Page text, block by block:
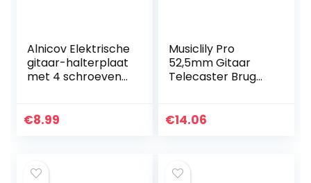
Alnicov Elektrische
gitaar-halterplaat
met 4 schroeven
gitaar, basgitaar,
€8.99
Musiclily Pro
52,5mm Gitaar
Telecaster Brug
Elektrische Gitaar,
€14.06